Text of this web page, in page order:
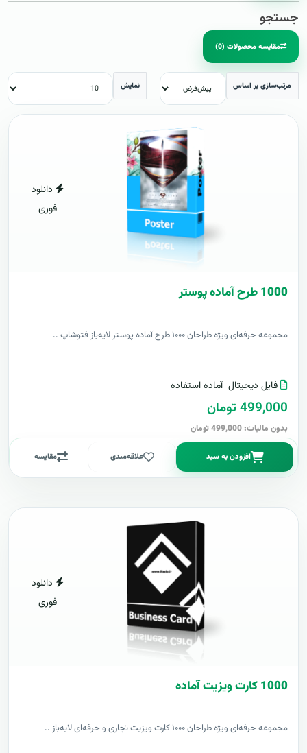
جستجو
مقایسه محصولات (0)
مرتب‌سازی بر اساس نمایش
دانلود
فوری
1000 طرح آماده پوستر
مجموعه حرفه‌ای ویژه طراحان ۱۰۰۰ طرح آماده پوستر لایه‌باز فتوشاپ ..
فایل دیجیتال آماده استفاده
499,000 تومان
بدون مالیات: 499,000 تومان
افزودن به سبد علاقه‌مندی مقایسه
دانلود
فوری
1000 کارت ويزيت آماده
مجموعه حرفه‌ای ویژه طراحان ۱۰۰۰ کارت ویزیت تجاری و حرفه‌ای لایه‌باز ..